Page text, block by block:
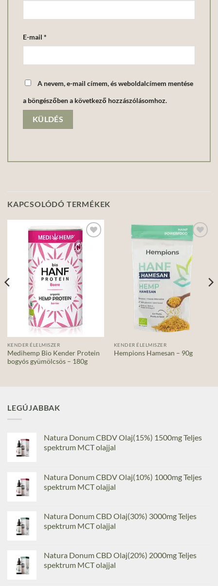
E-mail *
A nevem, e-mail címem, és weboldalcímem mentése
a böngészőben a következő hozzászólásomhoz.
KAPCSOLÓDÓ TERMÉKEK
Add to
wishlist
KENDER ÉLELMISZER
Medihemp Bio Kender Protein
bogyós gyümölcsös – 180g
KENDER ÉLELMISZER
Hempions Hamesan – 90g
LEGÚJABBAK
Natura Donum CBDV Olaj(15%) 1500mg Teljes
spektrum MCT olajjal
Natura Donum CBDV Olaj(10%) 1000mg Teljes
spektrum MCT olajjal
Natura Donum CBD Olaj(30%) 3000mg Teljes
spektrum MCT olajjal
Natura Donum CBD Olaj(20%) 2000mg Teljes
spektrum MCT olajjal